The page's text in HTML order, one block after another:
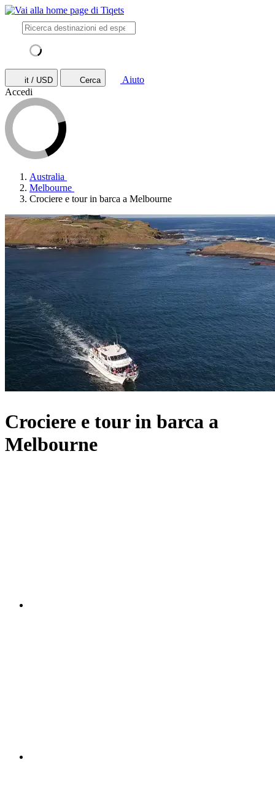
it / USD Cerca
Aiuto
Accedi
Australia
Melbourne
Crociere e tour in barca a Melbourne
Crociere e tour in barca a
Melbourne